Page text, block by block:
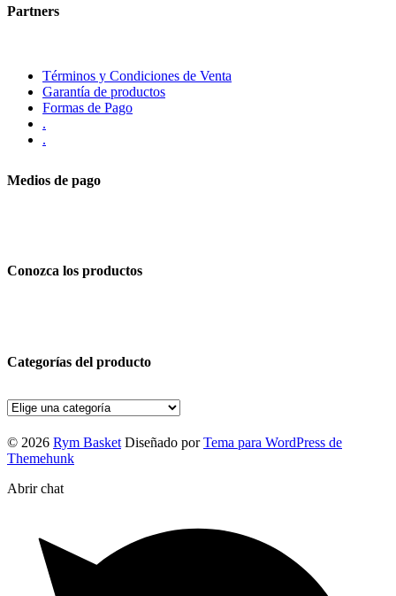
Partners
Términos y Condiciones de Venta
Garantía de productos
Formas de Pago
.
.
Medios de pago
Conozca los productos
Categorías del producto
© 2026 Rym Basket Diseñado por Tema para WordPress de
Themehunk
Abrir chat